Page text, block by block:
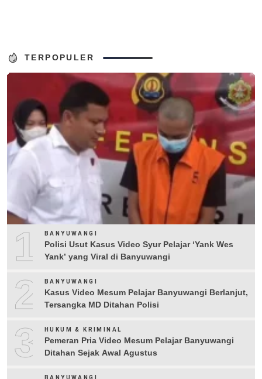
TERPOPULER
1 BANYUWANGI
Polisi Usut Kasus Video Syur Pelajar ‘Yank Wes
Yank’ yang Viral di Banyuwangi
2 BANYUWANGI
Kasus Video Mesum Pelajar Banyuwangi Berlanjut,
Tersangka MD Ditahan Polisi
3 HUKUM & KRIMINAL
Pemeran Pria Video Mesum Pelajar Banyuwangi
Ditahan Sejak Awal Agustus
BANYUWANGI